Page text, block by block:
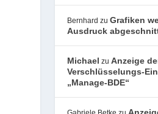
Bernhard zuGrafiken
Ausdruck
Michael zuAnzeige
Verschlüsselungs-
„Manage-BDE“